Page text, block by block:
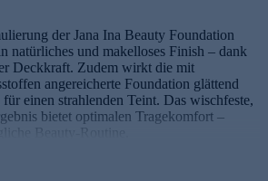
der Jana Ina Beauty Foundation
natürliches und makelloses Finish – dank
Deckkraft. Zudem wirkt die mit
angereicherte Foundation glättend
einen strahlenden Teint. Das wischfeste,
bietet optimalen Tragekomfort –
Beauty-Routine.